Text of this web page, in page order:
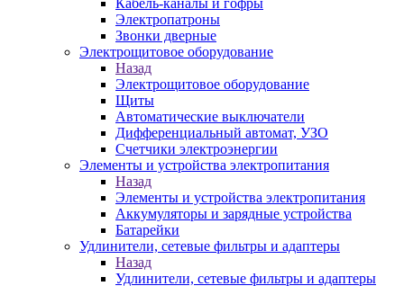
Кабель-каналы и гофры
Электропатроны
Звонки дверные
Электрощитовое оборудование
Назад
Электрощитовое оборудование
Щиты
Автоматические выключатели
Дифференциальный автомат, УЗО
Счетчики электроэнергии
Элементы и устройства электропитания
Назад
Элементы и устройства электропитания
Аккумуляторы и зарядные устройства
Батарейки
Удлинители, сетевые фильтры и адаптеры
Назад
Удлинители, сетевые фильтры и адаптеры